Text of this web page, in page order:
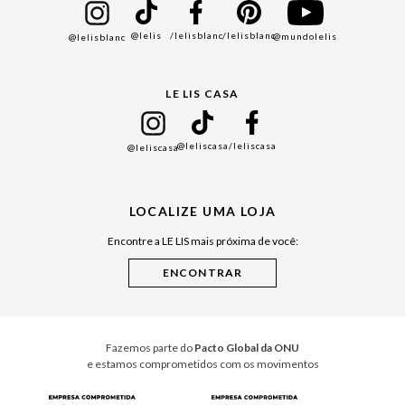
Black Friday
Cuidados Casa
@lelisblanc @lelis /lelisblanc/lelisblanc@mundolelis
LE LIS CASA
@leliscasa@leliscasa/leliscasa
LOCALIZE UMA LOJA
Encontre a LE LIS mais próxima de você:
Fazemos parte do Pacto Global da ONU
e estamos comprometidos com os movimentos